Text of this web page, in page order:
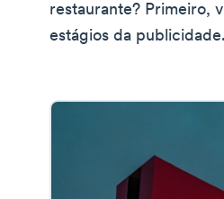
restaurante? Primeiro,
estágios da